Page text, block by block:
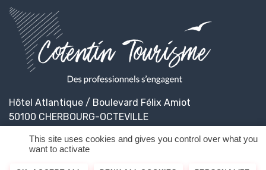
Hôtel Atlantique / Boulevard Félix Amiot
50100 CHERBOURG-OCTEVILLE
This site uses cookies and gives you control over what you
want to activate